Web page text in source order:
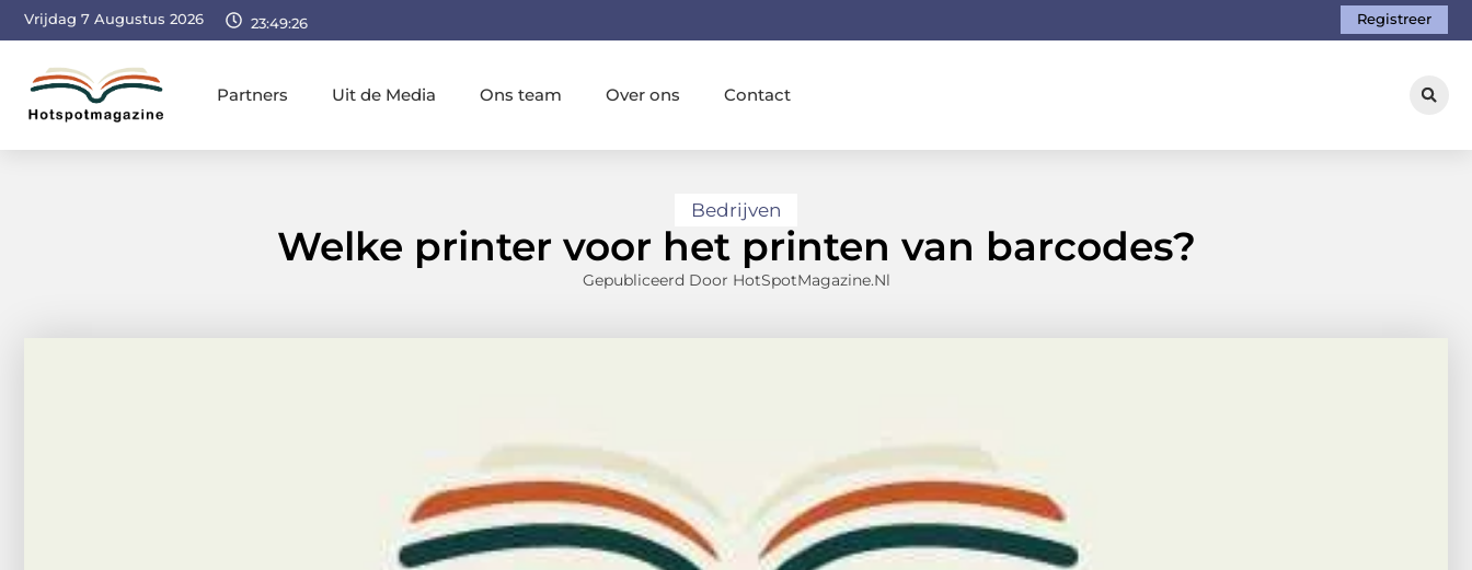
Vrijdag 7 Augustus 2026 23:49:27 Registreer
Partners Uit de Media Ons team Over ons Contact
Bedrijven
Welke printer voor het printen van barcodes?
Gepubliceerd Door HotSpotMagazine.nl